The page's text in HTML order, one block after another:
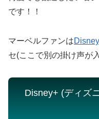
です！！
マーベルファンは
セ(ここで別の掛け声が
Disney+ (ディズ